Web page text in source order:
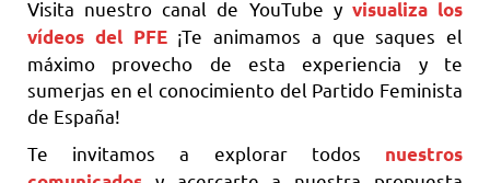
Visita nuestro canal de YouTube y visualiza los
vídeos del PFE ¡Te animamos a que saques el
máximo provecho de esta experiencia y te
sumerjas en el conocimiento del Partido Feminista
de España!
Te invitamos a explorar todos nuestros